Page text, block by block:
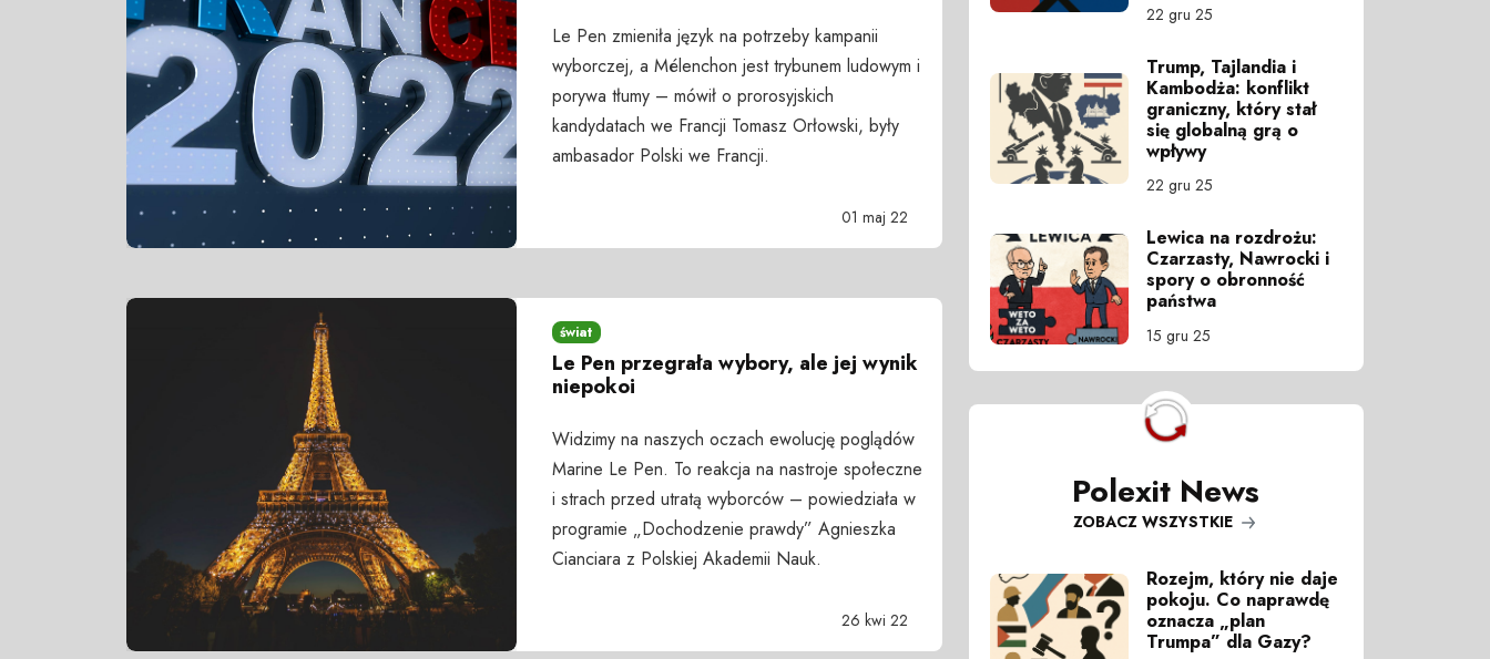
Le Pen zmieniła język na potrzeby kampanii
wyborczej, a Mélenchon jest trybunem ludowym i
porywa tłumy – mówił o prorosyjskich
kandydatach we Francji Tomasz Orłowski, były
ambasador Polski we Francji.
01 maj 22
świat
Le Pen przegrała wybory, ale jej wynik
niepokoi
Widzimy na naszych oczach ewolucję poglądów
Marine Le Pen. To reakcja na nastroje społeczne
i strach przed utratą wyborców – powiedziała w
programie „Dochodzenie prawdy” Agnieszka
Cianciara z Polskiej Akademii Nauk.
26 kwi 22
22 gru 25
Trump, Tajlandia i
Kambodża: konflikt
graniczny, który stał
się globalną grą o
wpływy
22 gru 25
Lewica na rozdrożu:
Czarzasty, Nawrocki i
spory o obronność
państwa
15 gru 25
Polexit News
ZOBACZ WSZYSTKIE
Rozejm, który nie daje
pokoju. Co naprawdę
oznacza „plan
Trumpa” dla Gazy?